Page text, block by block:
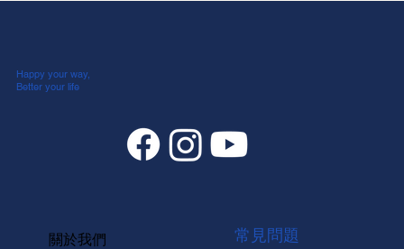
Happy your way,
Better your life
關於我們
常見問題